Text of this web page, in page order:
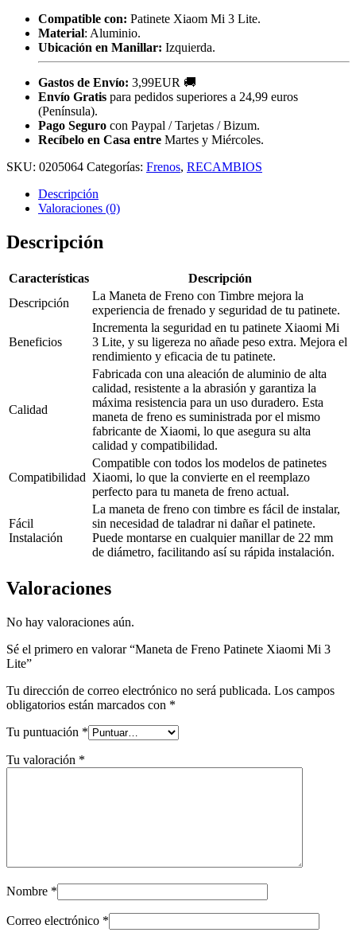
Compatible con: Patinete Xiaom Mi 3 Lite.
Material: Aluminio.
Ubicación en Manillar: Izquierda.
Gastos de Envío: 3,99EUR 🚚
Envío Gratis para pedidos superiores a 24,99 euros
(Península).
Pago Seguro con Paypal / Tarjetas / Bizum.
Recíbelo en Casa entre Martes y Miércoles.
SKU: 0205064 Categorías: Frenos, RECAMBIOS
Descripción
Valoraciones (0)
Descripción
Características
Descripción
Descripción
La Maneta de Freno con Timbre mejora la
experiencia de frenado y seguridad de tu patinete.
Beneficios
Incrementa la seguridad en tu patinete Xiaomi Mi
3 Lite, y su ligereza no añade peso extra. Mejora el
rendimiento y eficacia de tu patinete.
Calidad
Fabricada con una aleación de aluminio de alta
calidad, resistente a la abrasión y garantiza la
máxima resistencia para un uso duradero. Esta
maneta de freno es suministrada por el mismo
fabricante de Xiaomi, lo que asegura su alta
calidad y compatibilidad.
Compatibilidad
Compatible con todos los modelos de patinetes
Xiaomi, lo que la convierte en el reemplazo
perfecto para tu maneta de freno actual.
Fácil
Instalación
La maneta de freno con timbre es fácil de instalar,
sin necesidad de taladrar ni dañar el patinete.
Puede montarse en cualquier manillar de 22 mm
de diámetro, facilitando así su rápida instalación.
Valoraciones
No hay valoraciones aún.
Sé el primero en valorar “Maneta de Freno Patinete Xiaomi Mi 3
Lite”
Tu dirección de correo electrónico no será publicada. Los campos
obligatorios están marcados con *
Tu puntuación *
Tu valoración *
Nombre *
Correo electrónico *